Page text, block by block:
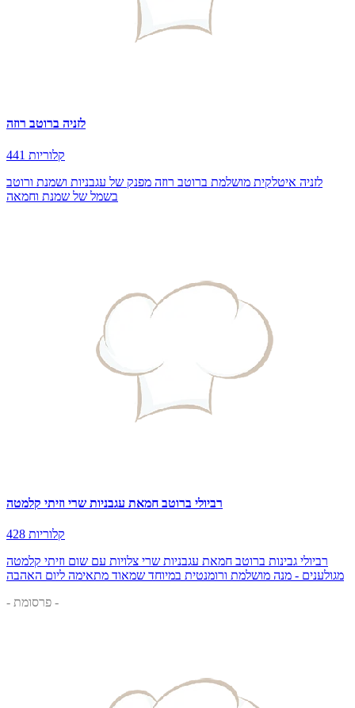
לזניה ברוטב רוזה
441 קלוריות
לזניה איטלקית מושלמת ברוטב רוזה מפנק של עגבניות ושמנת ורוטב
בשמל של שמנת וחמאה
רביולי ברוטב חמאת עגבניות שרי וזיתי קלמטה
428 קלוריות
רביולי גבינות ברוטב חמאת עגבניות שרי צלויות עם שום וזיתי קלמטה
מגולענים - מנה מושלמת ורומנטית במיוחד שמאוד מתאימה ליום האהבה
- פרסומת -